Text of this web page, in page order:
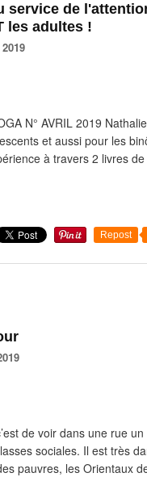
service de
les adultes !
N° AVRIL 2019
et aussi pour les
à travers 2 livres
Repost
de voir dans une rue
sociales. Il est très
pauvres, les Orientaux